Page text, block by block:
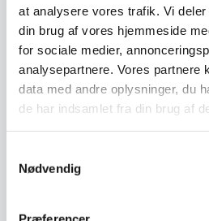
at analysere vores trafik. Vi
din brug af vores hjemmeside
for sociale medier,
analysepartnere. Vores partnere
data med andre oplysninger, du
de har indsamlet fra din brug af
Nødvendig
Har du spørgsmål til varen?
Vi prismatcher - Klik her
Relaterede varer